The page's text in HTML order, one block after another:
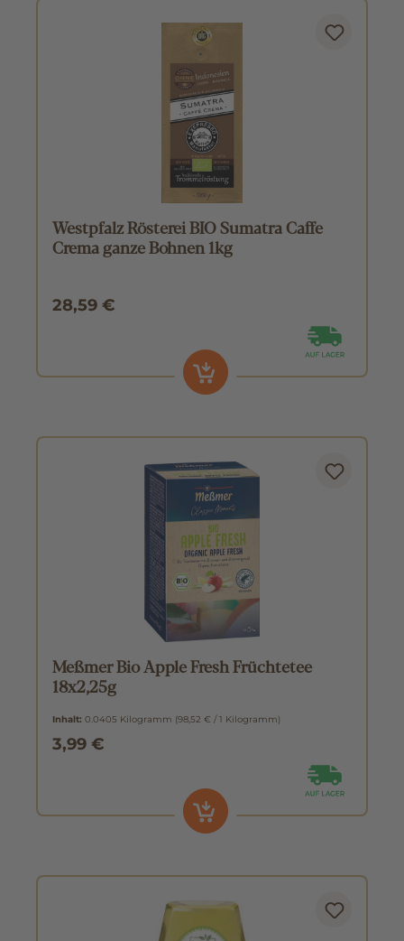
Westpfalz Rösterei BIO Sumatra Caffe
Crema ganze Bohnen 1kg
28,59 €
Meßmer Bio Apple Fresh Früchtetee
18x2,25g
Inhalt: 0.0405 Kilogramm (98,52 € / 1 Kilogramm)
3,99 €